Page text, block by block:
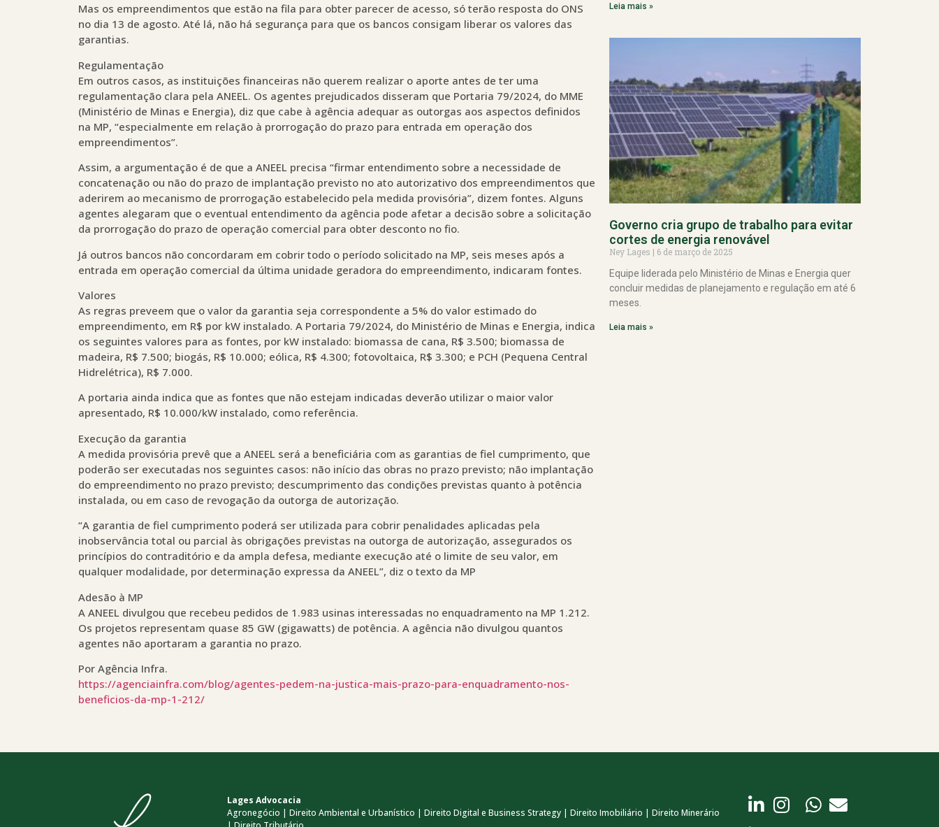
Mas os empreendimentos que estão na fila para obter parecer de acesso, só terão resposta do ONS
no dia 13 de agosto. Até lá, não há segurança para que os bancos consigam liberar os valores das
garantias.
Regulamentação
Em outros casos, as instituições financeiras não querem realizar o aporte antes de ter uma
regulamentação clara pela ANEEL. Os agentes prejudicados disseram que Portaria 79/2024, do MME
(Ministério de Minas e Energia), diz que cabe à agência adequar as outorgas aos aspectos definidos
na MP, “especialmente em relação à prorrogação do prazo para entrada em operação dos
empreendimentos”.
Assim, a argumentação é de que a ANEEL precisa “firmar entendimento sobre a necessidade de
concatenação ou não do prazo de implantação previsto no ato autorizativo dos empreendimentos que
aderirem ao mecanismo de prorrogação estabelecido pela medida provisória”, dizem fontes. Alguns
agentes alegaram que o eventual entendimento da agência pode afetar a decisão sobre a solicitação
da prorrogação do prazo de operação comercial para obter desconto no fio.
Já outros bancos não concordaram em cobrir todo o período solicitado na MP, seis meses após a
entrada em operação comercial da última unidade geradora do empreendimento, indicaram fontes.
Valores
As regras preveem que o valor da garantia seja correspondente a 5% do valor estimado do
empreendimento, em R$ por kW instalado. A Portaria 79/2024, do Ministério de Minas e Energia, indica
os seguintes valores para as fontes, por kW instalado: biomassa de cana, R$ 3.500; biomassa de
madeira, R$ 7.500; biogás, R$ 10.000; eólica, R$ 4.300; fotovoltaica, R$ 3.300; e PCH (Pequena Central
Hidrelétrica), R$ 7.000.
A portaria ainda indica que as fontes que não estejam indicadas deverão utilizar o maior valor
apresentado, R$ 10.000/kW instalado, como referência.
Execução da garantia
A medida provisória prevê que a ANEEL será a beneficiária com as garantias de fiel cumprimento, que
poderão ser executadas nos seguintes casos: não início das obras no prazo previsto; não implantação
do empreendimento no prazo previsto; descumprimento das condições previstas quanto à potência
instalada, ou em caso de revogação da outorga de autorização.
“A garantia de fiel cumprimento poderá ser utilizada para cobrir penalidades aplicadas pela
inobservância total ou parcial às obrigações previstas na outorga de autorização, assegurados os
princípios do contraditório e da ampla defesa, mediante execução até o limite de seu valor, em
qualquer modalidade, por determinação expressa da ANEEL”, diz o texto da MP
Adesão à MP
A ANEEL divulgou que recebeu pedidos de 1.983 usinas interessadas no enquadramento na MP 1.212.
Os projetos representam quase 85 GW (gigawatts) de potência. A agência não divulgou quantos
agentes não aportaram a garantia no prazo.
Por Agência Infra.
https://agenciainfra.com/blog/agentes-pedem-na-justica-mais-prazo-para-enquadramento-nos-
beneficios-da-mp-1-212/
Leia mais »
Governo cria grupo de trabalho para evitar
cortes de energia renovável
Ney Lages
6 de março de 2025
Equipe liderada pelo Ministério de Minas e Energia quer
concluir medidas de planejamento e regulação em até 6
meses.
Leia mais »
Lages Advocacia
Agronegócio | Direito Ambiental e Urbanístico | Direito Digital e Business Strategy | Direito Imobiliário | Direito Minerário